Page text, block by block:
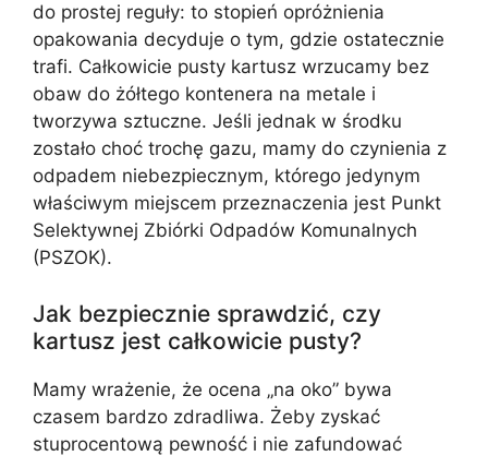
do prostej reguły: to stopień opróżnienia
opakowania decyduje o tym, gdzie ostatecznie
trafi. Całkowicie pusty kartusz wrzucamy bez
obaw do żółtego kontenera na metale i
tworzywa sztuczne. Jeśli jednak w środku
zostało choć trochę gazu, mamy do czynienia z
odpadem niebezpiecznym, którego jedynym
właściwym miejscem przeznaczenia jest Punkt
Selektywnej Zbiórki Odpadów Komunalnych
(PSZOK).
Jak bezpiecznie sprawdzić, czy
kartusz jest całkowicie pusty?
Mamy wrażenie, że ocena „na oko” bywa
czasem bardzo zdradliwa. Żeby zyskać
stuprocentową pewność i nie zafundować